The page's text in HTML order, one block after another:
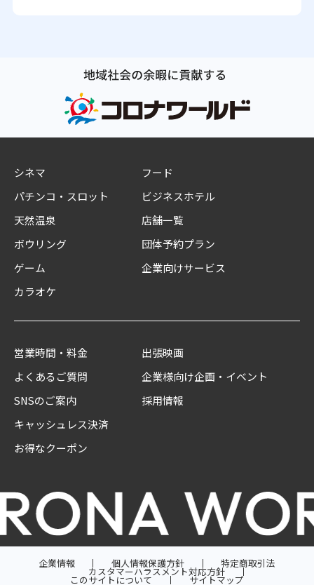
シネマ
パチンコ・スロット
天然温泉
ボウリング
ゲーム
カラオケ
フード
ビジネスホテル
店舗一覧
団体予約プラン
企業向けサービス
営業時間・料金
よくあるご質問
SNSのご案内
キャッシュレス決済
お得なクーポン
出張映画
企業様向け企画・イベント
採用情報
企業情報 個人情報保護方針 特定商取引法
カスタマーハラスメント対応方針
このサイトについて サイトマップ